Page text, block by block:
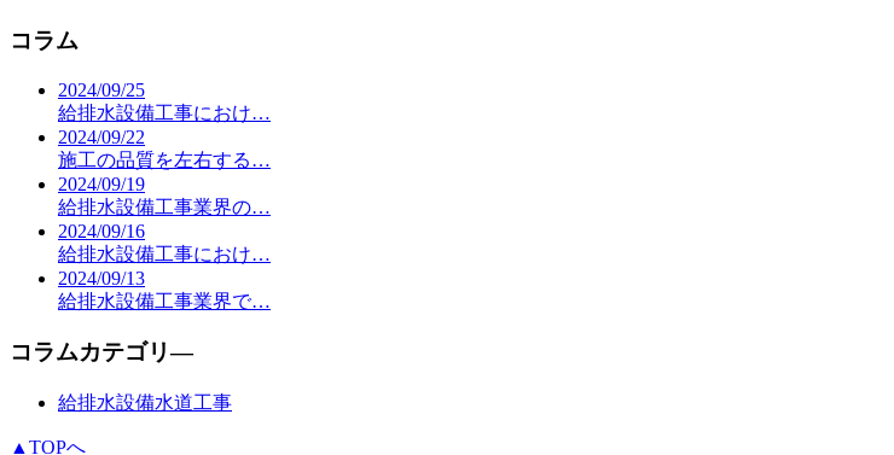
コラム
2024/09/25
給排水設備工事におけ…
2024/09/22
施工の品質を左右する…
2024/09/19
給排水設備工事業界の…
2024/09/16
給排水設備工事におけ…
2024/09/13
給排水設備工事業界で…
コラムカテゴリ―
給排水設備水道工事
▲TOPへ